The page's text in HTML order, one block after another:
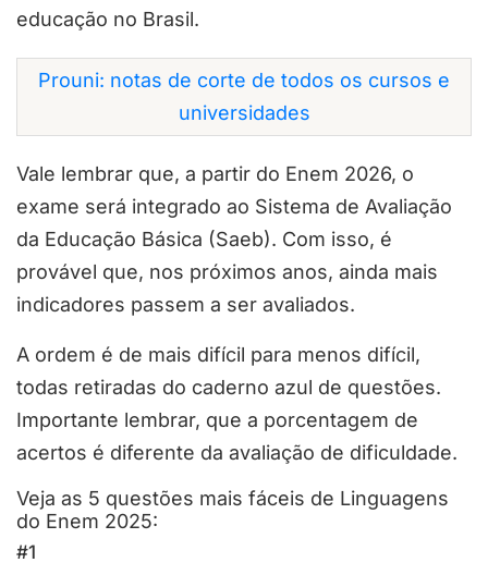
educação no Brasil.
Prouni: notas de corte de todos os cursos e
universidades
Vale lembrar que, a partir do Enem 2026, o
exame será integrado ao Sistema de Avaliação
da Educação Básica (Saeb). Com isso, é
provável que, nos próximos anos, ainda mais
indicadores passem a ser avaliados.
A ordem é de mais difícil para menos difícil,
todas retiradas do caderno azul de questões.
Importante lembrar, que a porcentagem de
acertos é diferente da avaliação de dificuldade.
Veja as 5 questões mais fáceis de Linguagens
do Enem 2025:
#1